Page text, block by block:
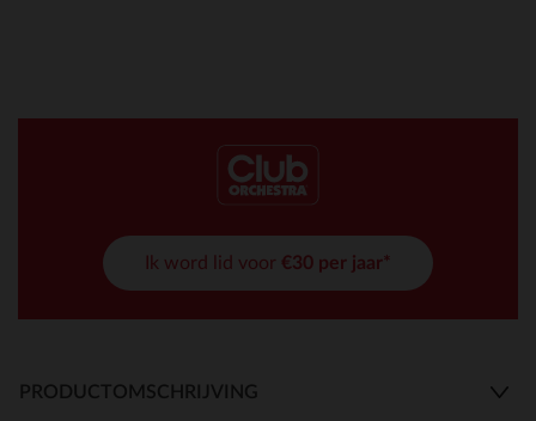
Ik word lid voor €30 per jaar*
PRODUCTOMSCHRIJVING